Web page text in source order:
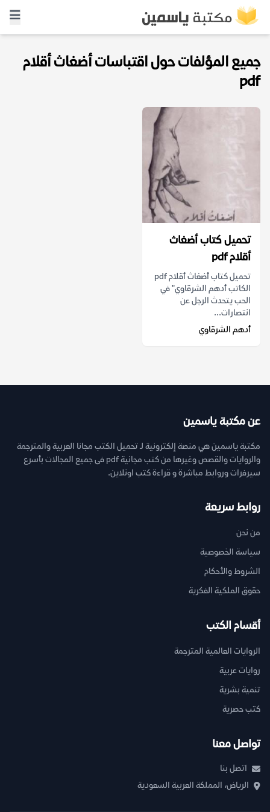
جميع المؤلفات حول اقتباسات أضغاث أقلام
pdf
تحميل كتاب أضغاث
أقلام pdf
تحميل كتاب أضغاث أقلام pdf
الكاتب أدهم الشرقاوي" في
الحب يتحدث الرجل عن
انتصارات...
أدهم الشرقاوي
عن مكتبة ياسمين
مكتبة ياسمين هي منصة إلكترونية لـ تحميل الكتب مجانا العربية والمترجمة
والروايات والقصص وغيرها من كتب مجانية pdf فى جميع المجالات بأسرع
سيرفرات وروابط مباشرة و قراءة كتب اونلاين.
روابط سريعة
من نحن
سياسة الخصوصية
الشروط والأحكام
حقوق الملكية الفكرية
أقسام الكتب
الروايات العالمية المترجمة
روايات عربية
تنمية بشرية
كتب حصرية
تواصل معنا
اتصل بنا
الرياض، المملكة العربية السعودية